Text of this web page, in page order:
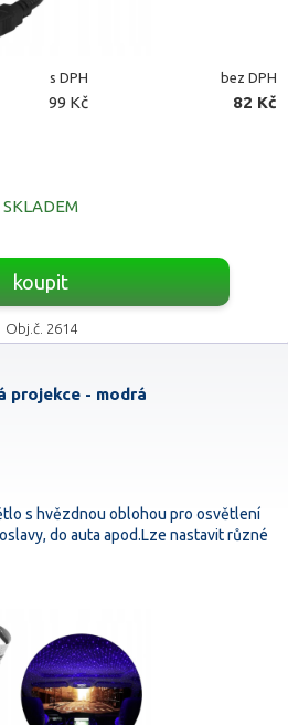
s DPH bez DPH
99 Kč 82 Kč
SKLADEM
koupit
Obj.č. 2614
projekce - modrá
s hvězdnou oblohou pro osvětlení
do auta apod.Lze nastavit různé